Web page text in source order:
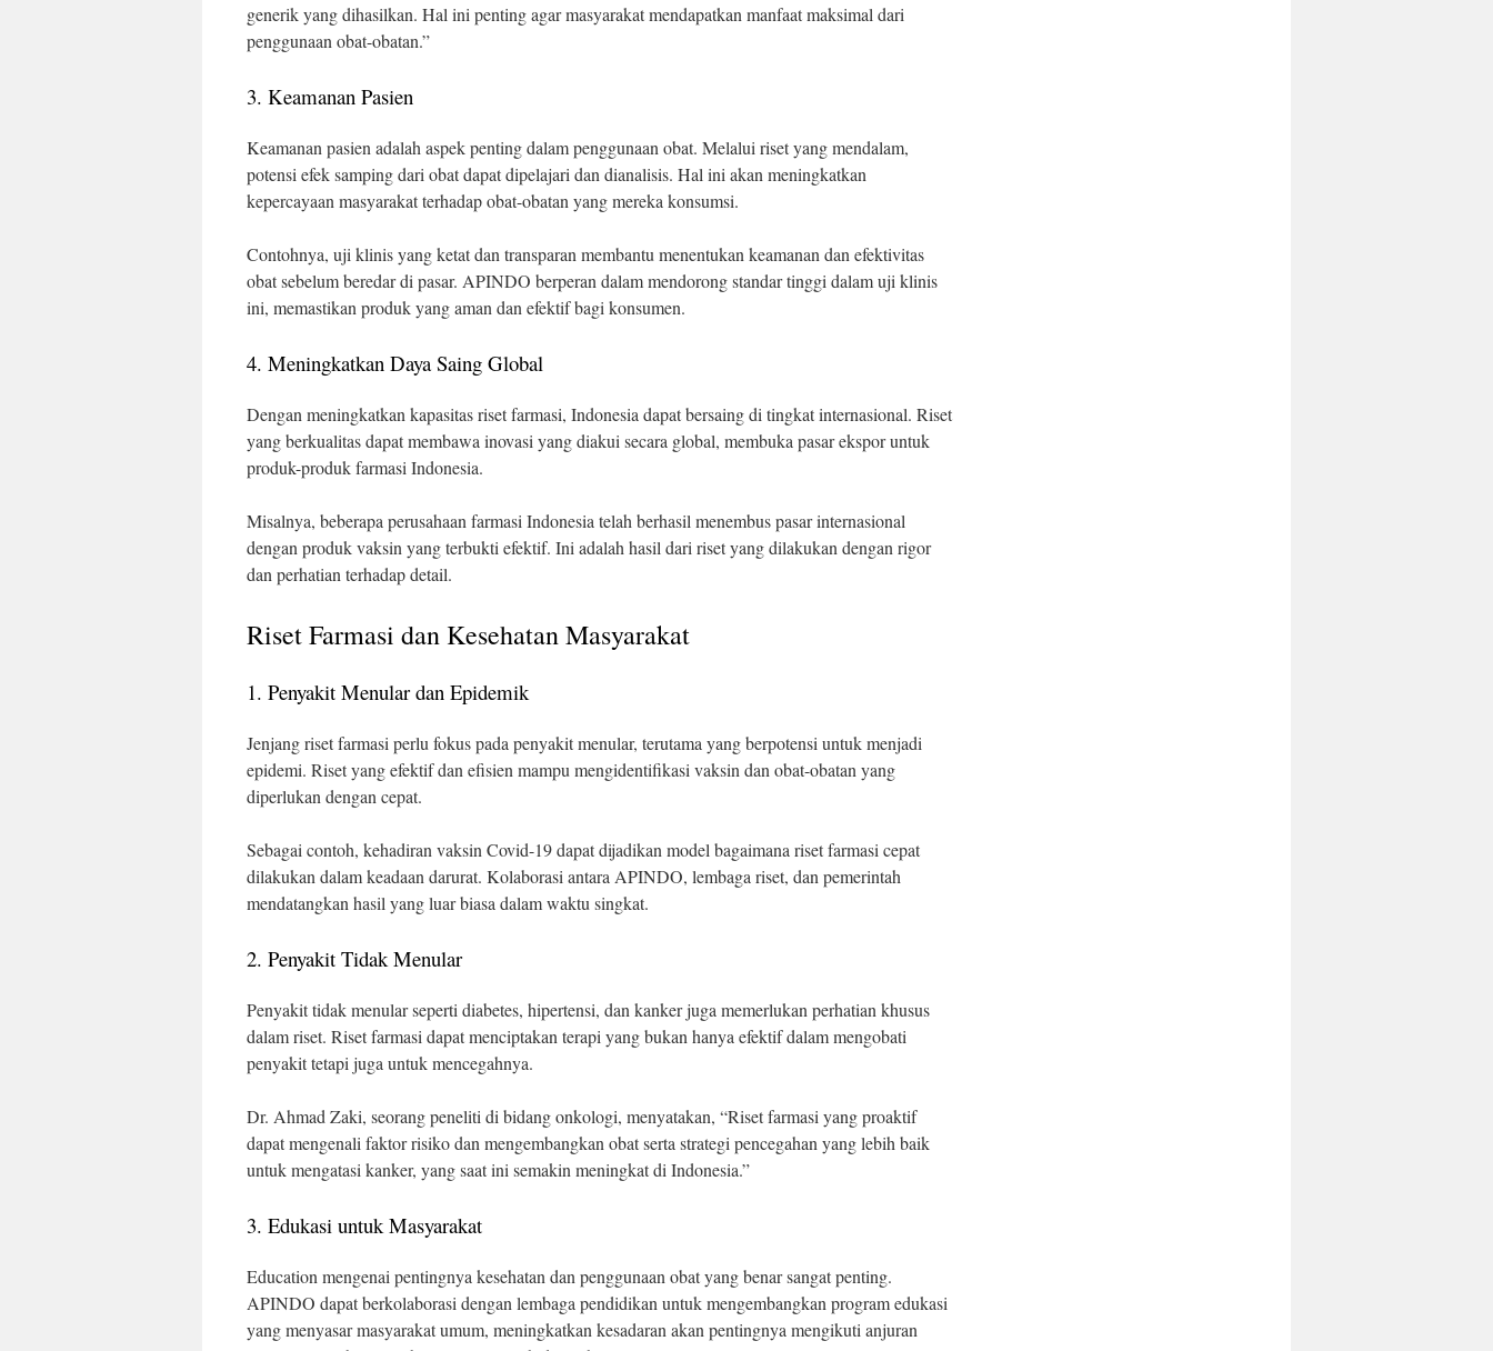
generik yang dihasilkan. Hal ini penting agar masyarakat mendapatkan manfaat maksimal dari
penggunaan obat-obatan.”
3. Keamanan Pasien
Keamanan pasien adalah aspek penting dalam penggunaan obat. Melalui riset yang mendalam,
potensi efek samping dari obat dapat dipelajari dan dianalisis. Hal ini akan meningkatkan
kepercayaan masyarakat terhadap obat-obatan yang mereka konsumsi.
Contohnya, uji klinis yang ketat dan transparan membantu menentukan keamanan dan efektivitas
obat sebelum beredar di pasar. APINDO berperan dalam mendorong standar tinggi dalam uji klinis
ini, memastikan produk yang aman dan efektif bagi konsumen.
4. Meningkatkan Daya Saing Global
Dengan meningkatkan kapasitas riset farmasi, Indonesia dapat bersaing di tingkat internasional. Riset
yang berkualitas dapat membawa inovasi yang diakui secara global, membuka pasar ekspor untuk
produk-produk farmasi Indonesia.
Misalnya, beberapa perusahaan farmasi Indonesia telah berhasil menembus pasar internasional
dengan produk vaksin yang terbukti efektif. Ini adalah hasil dari riset yang dilakukan dengan rigor
dan perhatian terhadap detail.
Riset Farmasi dan Kesehatan Masyarakat
1. Penyakit Menular dan Epidemik
Jenjang riset farmasi perlu fokus pada penyakit menular, terutama yang berpotensi untuk menjadi
epidemi. Riset yang efektif dan efisien mampu mengidentifikasi vaksin dan obat-obatan yang
diperlukan dengan cepat.
Sebagai contoh, kehadiran vaksin Covid-19 dapat dijadikan model bagaimana riset farmasi cepat
dilakukan dalam keadaan darurat. Kolaborasi antara APINDO, lembaga riset, dan pemerintah
mendatangkan hasil yang luar biasa dalam waktu singkat.
2. Penyakit Tidak Menular
Penyakit tidak menular seperti diabetes, hipertensi, dan kanker juga memerlukan perhatian khusus
dalam riset. Riset farmasi dapat menciptakan terapi yang bukan hanya efektif dalam mengobati
penyakit tetapi juga untuk mencegahnya.
Dr. Ahmad Zaki, seorang peneliti di bidang onkologi, menyatakan, “Riset farmasi yang proaktif
dapat mengenali faktor risiko dan mengembangkan obat serta strategi pencegahan yang lebih baik
untuk mengatasi kanker, yang saat ini semakin meningkat di Indonesia.”
3. Edukasi untuk Masyarakat
Education mengenai pentingnya kesehatan dan penggunaan obat yang benar sangat penting.
APINDO dapat berkolaborasi dengan lembaga pendidikan untuk mengembangkan program edukasi
yang menyasar masyarakat umum, meningkatkan kesadaran akan pentingnya mengikuti anjuran